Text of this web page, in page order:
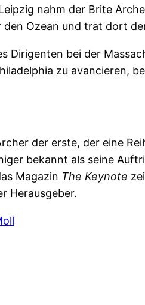
nahm der Brite
Ozean und trat dort
Dirigenten bei der
zu avancieren,
der erste, der eine
bekannt als seine
Magazin The Keynote
Herausgeber.